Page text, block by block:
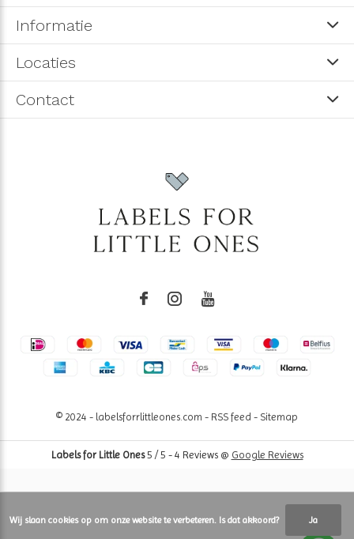
Informatie
Locaties
Contact
© 2024 - labelsforrlittleones.com - RSS feed - Sitemap
Labels for Little Ones5 / 5 - 4 Reviews @ Google Reviews
Wij slaan cookies op om onze website te verbeteren. Is dat akkoord? Ja